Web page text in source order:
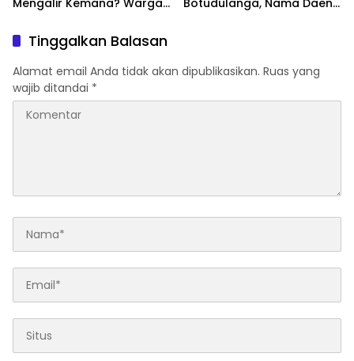
Mengalir Kemana? Warga
Tersentuh
Botudulanga, Nama Daeng
Tinggalkan Balasan
Alamat email Anda tidak akan dipublikasikan. Ruas yang
wajib ditandai *